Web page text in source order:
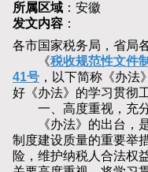
所属区域 ：安徽
发文内容 ：
各市国家税务局，省局
《税收规范性文件
41号 ，以下简称《办
好《办法》的学习贯彻
一、高度重视，充分
《办法》的出台，是
制度建设质量的重要举
险，维护纳税人合法权